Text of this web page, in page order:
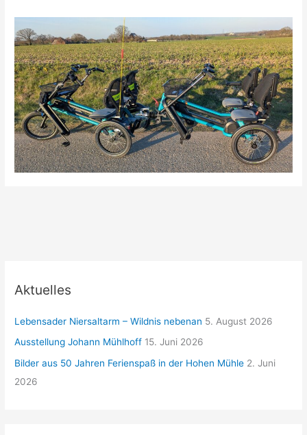
Aktuelles
Lebensader Niersaltarm – Wildnis nebenan 5. August 2026
Ausstellung Johann Mühlhoff 15. Juni 2026
Bilder aus 50 Jahren Ferienspaß in der Hohen Mühle 2. Juni
2026